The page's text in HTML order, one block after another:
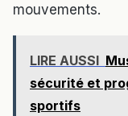
mouvements.
LIRE AUSSI
sécurité et
sportifs